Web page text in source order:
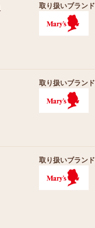
取り扱いブランド
取り扱いブランド
取り扱いブランド